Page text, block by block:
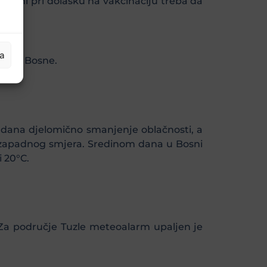
Bosne.
djelomično smanjenje oblačnosti, a
smjera. Sredinom dana u Bosni
područje Tuzle meteoalarm upaljen je